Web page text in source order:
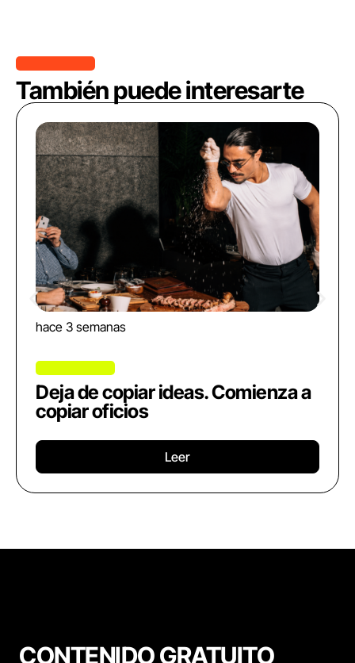
También puede interesarte
hace 3 semanas
Deja de copiar ideas. Comienza a
copiar oficios
Leer
CONTENIDO GRATUITO